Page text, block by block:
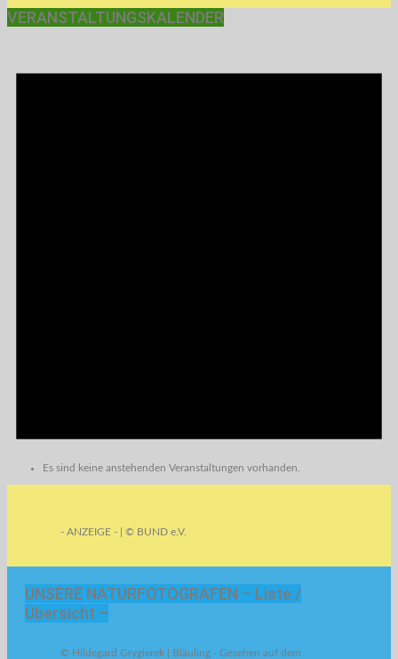
VERANSTALTUNGSKALENDER
Es sind keine anstehenden Veranstaltungen vorhanden.
- ANZEIGE - | © BUND e.V.
UNSERE NATURFOTOGRAFEN – Liste /
Übersicht –
© Hildegard Grygierek | Bläuling - Gesehen auf dem